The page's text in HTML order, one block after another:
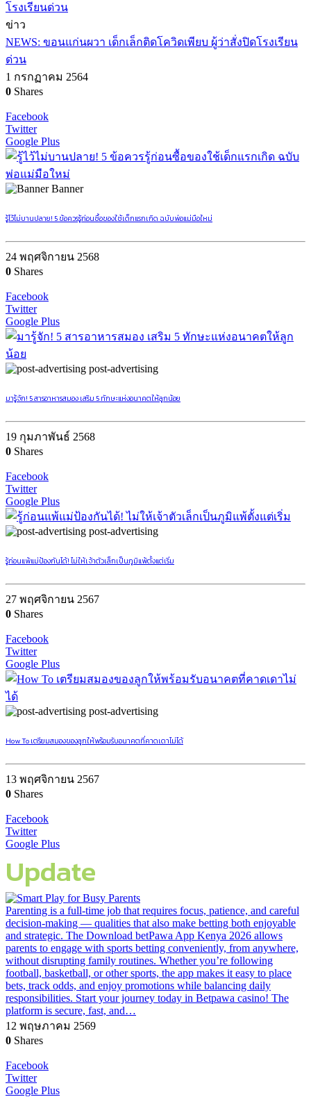
ข่าว
NEWS: ขอนแก่นผวา เด็กเล็กติดโควิดเพียบ ผู้ว่าสั่งปิดโรงเรียน
ด่วน
1 กรกฏาคม 2564
0 Shares
Facebook
Twitter
Google Plus
Banner
รู้ไว้ไม่บานปลาย! 5 ข้อควรรู้ก่อนซื้อของใช้เด็กแรกเกิด ฉบับพ่อแม่มือใหม่
24 พฤศจิกายน 2568
0 Shares
Facebook
Twitter
Google Plus
post-advertising
มารู้จัก! 5 สารอาหารสมอง เสริม 5 ทักษะแห่งอนาคตให้ลูกน้อย
19 กุมภาพันธ์ 2568
0 Shares
Facebook
Twitter
Google Plus
post-advertising
รู้ก่อนแพ้แม่ป้องกันได้! ไม่ให้เจ้าตัวเล็กเป็นภูมิแพ้ตั้งแต่เริ่ม
27 พฤศจิกายน 2567
0 Shares
Facebook
Twitter
Google Plus
post-advertising
How To เตรียมสมองของลูกให้พร้อมรับอนาคตที่คาดเดาไม่ได้
13 พฤศจิกายน 2567
0 Shares
Facebook
Twitter
Google Plus
Update
Parenting is a full-time job that requires focus, patience, and careful
decision-making — qualities that also make betting both enjoyable
and strategic. The Download betPawa App Kenya 2026 allows
parents to engage with sports betting conveniently, from anywhere,
without disrupting family routines. Whether you’re following
football, basketball, or other sports, the app makes it easy to place
bets, track odds, and enjoy promotions while balancing daily
responsibilities. Start your journey today in Betpawa casino! The
platform is secure, fast, and…
12 พฤษภาคม 2569
0 Shares
Facebook
Twitter
Google Plus